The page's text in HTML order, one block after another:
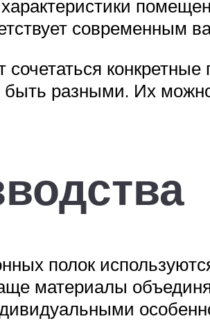
современным
разными. Их
полок
материалы